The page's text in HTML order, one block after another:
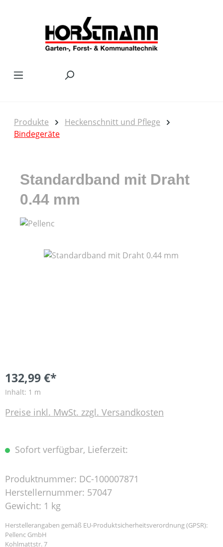
Produkte
Heckenschnitt und Pflege
Bindegeräte
Standardband mit Draht
0.44 mm
Bildergalerie überspringen
132,99 €*
Inhalt: 1 m
Preise inkl. MwSt. zzgl. Versandkosten
Sofort verfügbar, Lieferzeit:
Produktnummer: DC-100007871
Herstellernummer: 57047
Gewicht: 1 kg
Herstellerangaben gemäß EU-Produktsicherheitsverordnung (GPSR):
Pellenc GmbH
Kohlmattstr. 7